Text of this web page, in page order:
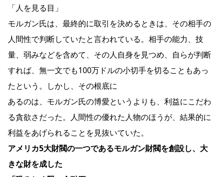
「人を見る目」
モルガン氏は、最終的に取引を決めるときは、その相手の
人間性で判断していた と言われている。相手の能力、技
量、弱みなどを含めて、その人自身を見つめ、自らが判断
すれば、 無一文でも100万ドルの小切手を切ることもあっ
たという。しかし、その根底に
あるのは、モルガン氏の博愛というよりも、利益にこだわ
る貪欲さだった。 人間性の優れた人物のほうが、結果的に
利益をあげられることを見抜いていた。
アメリカ5大財閥の一つであるモルガン財閥を創設し、大
きな財を成した